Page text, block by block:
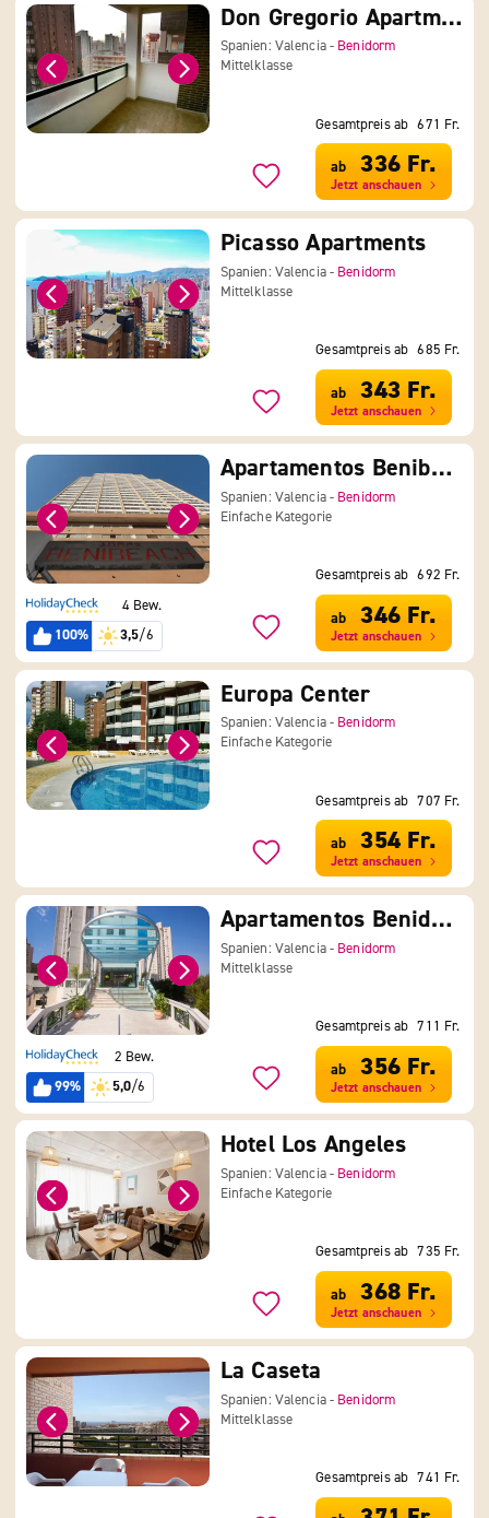
Don Gregorio Apartmentos
Spanien: Valencia - Benidorm
Mittelklasse
Gesamtpreis ab 671 Fr.
ab 336 Fr.
Jetzt anschauen
Picasso Apartments
Spanien: Valencia - Benidorm
Mittelklasse
Gesamtpreis ab 685 Fr.
ab 343 Fr.
Jetzt anschauen
Apartamentos Benibeach
Spanien: Valencia - Benidorm
Einfache Kategorie
4 Bew.
100%
3,5/6
Gesamtpreis ab 692 Fr.
ab 346 Fr.
Jetzt anschauen
Europa Center
Spanien: Valencia - Benidorm
Einfache Kategorie
Gesamtpreis ab 707 Fr.
ab 354 Fr.
Jetzt anschauen
Apartamentos Benidorm Horizon by Pierre & Vacances
Spanien: Valencia - Benidorm
Mittelklasse
2 Bew.
99%
5,0/6
Gesamtpreis ab 711 Fr.
ab 356 Fr.
Jetzt anschauen
Hotel Los Angeles
Spanien: Valencia - Benidorm
Einfache Kategorie
Gesamtpreis ab 735 Fr.
ab 368 Fr.
Jetzt anschauen
La Caseta
Spanien: Valencia - Benidorm
Mittelklasse
Gesamtpreis ab 741 Fr.